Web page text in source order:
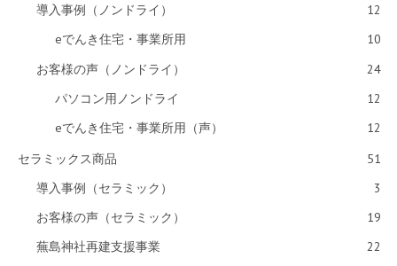
導入事例（ノンドライ）
12
eでんき住宅・事業所用
10
お客様の声（ノンドライ）
24
パソコン用ノンドライ
12
eでんき住宅・事業所用（声）
12
セラミックス商品
51
導入事例（セラミック）
3
お客様の声（セラミック）
19
蕪島神社再建支援事業
22